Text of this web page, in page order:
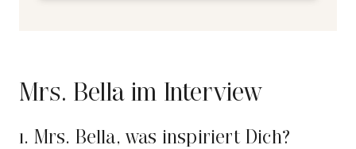
Mrs. Bella im Interview
1. Mrs. Bella, was inspiriert Dich?